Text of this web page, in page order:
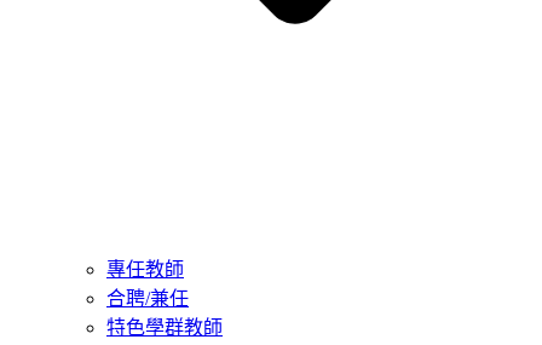
專任教師
合聘/兼任
特色學群教師